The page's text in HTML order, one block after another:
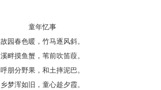
童年忆事
故园春色暖，竹马逐风斜。
溪畔摸鱼蟹，苇前吹笛葭。
呼朋分野果，和土摔泥巴。
乡梦浑如旧，童心趁夕霞。